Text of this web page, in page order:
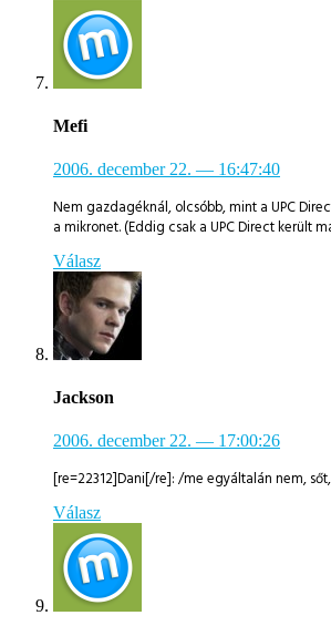
Mefi
2006. december 22. — 16:47:40
Nem gazdagéknál, olcsóbb, mint a UPC
a mikronet. (Eddig csak a UPC Direct került
Válasz
Jackson
2006. december 22. — 17:00:26
[re=22312]Dani[/re]: /me egyáltalán nem,
Válasz